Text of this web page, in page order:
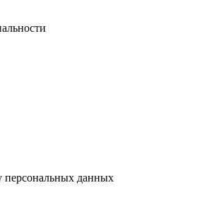
персональных данных